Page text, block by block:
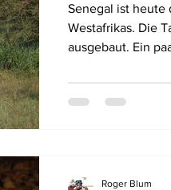
Senegal ist heute
Westafrikas. Die
ausgebaut. Ein
Roger Blum